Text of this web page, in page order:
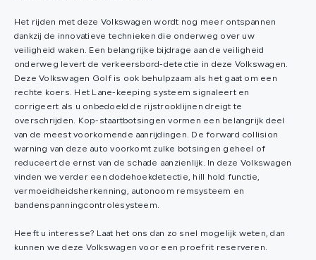
Het rijden met deze Volkswagen wordt nog meer ontspannen
dankzij de innovatieve technieken die onderweg over uw
veiligheid waken. Een belangrijke bijdrage aan de veiligheid
onderweg levert de verkeersbord-detectie in deze Volkswagen.
Deze Volkswagen Golf is ook behulpzaam als het gaat om een
rechte koers. Het Lane-keeping systeem signaleert en
corrigeert als u onbedoeld de rijstrooklijnen dreigt te
overschrijden. Kop-staartbotsingen vormen een belangrijk deel
van de meest voorkomende aanrijdingen. De forward collision
warning van deze auto voorkomt zulke botsingen geheel of
reduceert de ernst van de schade aanzienlijk. In deze Volkswagen
vinden we verder een dodehoekdetectie, hill hold functie,
vermoeidheidsherkenning, autonoom remsysteem en
bandenspanningcontrolesysteem.
Heeft u interesse? Laat het ons dan zo snel mogelijk weten, dan
kunnen we deze Volkswagen voor een proefrit reserveren.